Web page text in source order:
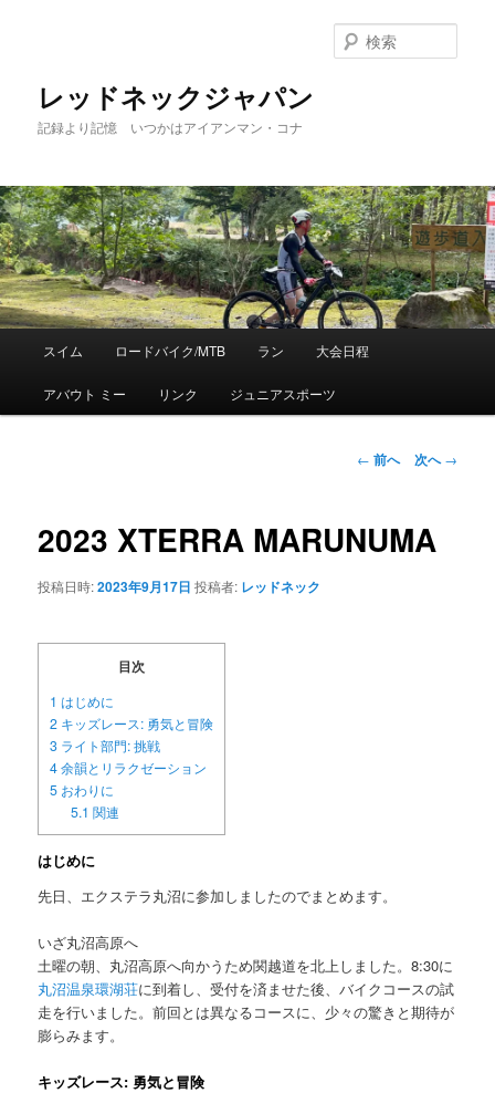
レッドネックジャパン
記録より記憶 いつかはアイアンマン・コナ
索
メ
メ
イ
ン
テ
ン
へ
移
スイム ロードバイク/MTB ラン 大会日程
アバウト ミー リンク ジュニアスポーツ
投
ビ
ゲ
← 前へ 次へ→
2023 XTERRA MARUNUMA
投稿日時:2023年9月17日 投稿者: レッドネック
目次
1 はじめに
2 キッズレース: 勇気と冒険
3 ライト部門: 挑戦
4余韻とリラクゼーション
5 おわりに
5.1 関連
はじめに
先日、エクステラ丸沼に参加しましたのでまとめます。
いざ丸沼高原へ
土曜の朝、丸沼高原へ向かうため関越道を北上しました。8:30に
丸沼温泉環湖荘に到着し、受付を済ませた後、バイクコースの試
走を行いました。前回とは異なるコースに、少々の驚きと期待が
膨らみます。
キッズレース: 勇気と冒険